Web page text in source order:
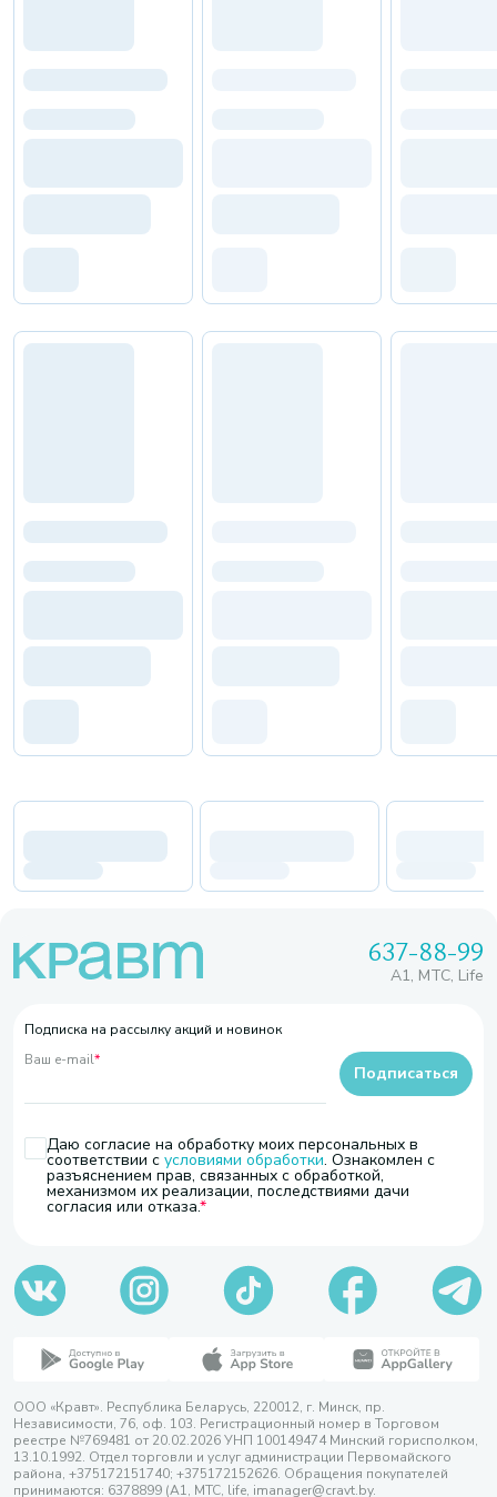
637-88-99
A1, МТС, Life
Подписка на рассылку акций и новинок
Ваш e-mail*
Даю согласие на обработку моих персональных в
соответствии с условиями обработки. Ознакомлен с
разъяснением прав, связанных с обработкой,
механизмом их реализации, последствиями дачи
согласия или отказа.
Подписаться
ООО «Кравт». Республика Беларусь, 220012, г. Минск, пр.
Независимости, 76, оф. 103. Регистрационный номер в Торговом
реестре №769481 от 20.02.2026 УНП 100149474 Минский горисполком,
13.10.1992. Отдел торговли и услуг администрации Первомайского
района, +375172151740; +375172152626. Обращения покупателей
принимаются: 6378899 (А1, МТС, life, imanager@cravt.by.